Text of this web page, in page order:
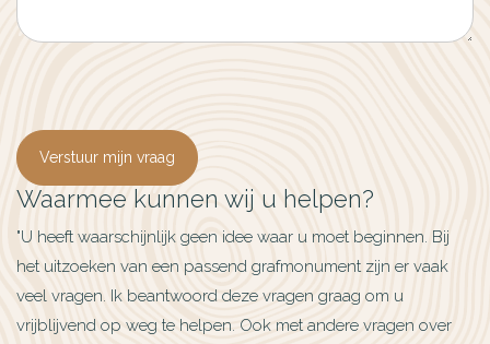
Verstuur mijn vraag
Waarmee kunnen wij u helpen?
"U heeft waarschijnlijk geen idee waar u moet beginnen. Bij
het uitzoeken van een passend grafmonument zijn er vaak
veel vragen. Ik beantwoord deze vragen graag om u
vrijblijvend op weg te helpen. Ook met andere vragen over